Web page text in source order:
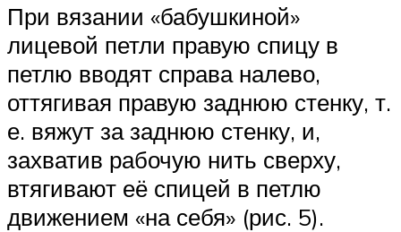
При вязании «бабушкиной»
лицевой петли правую спицу в
петлю вводят справа налево,
оттягивая правую заднюю стенку, т.
е. вяжут за заднюю стенку, и,
захватив рабочую нить сверху,
втягивают её спицей в петлю
движением «на себя» (рис. 5).